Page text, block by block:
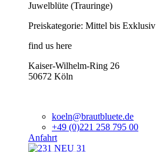
Juwelblüte (Trauringe)
Preiskategorie: Mittel bis Exklusiv
find us here
Kaiser-Wilhelm-Ring 26
50672 Köln
koeln@brautbluete.de
+49 (0)221 258 795 00
Anfahrt